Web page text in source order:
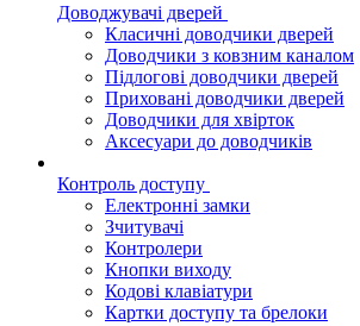
Доводжувачі дверей
Класичні доводчики дверей
Доводчики з ковзним каналом
Підлогові доводчики дверей
Приховані доводчики дверей
Доводчики для хвірток
Аксесуари до доводчиків
Контроль доступу
Електронні замки
Зчитувачі
Контролери
Кнопки виходу
Кодові клавіатури
Картки доступу та брелоки